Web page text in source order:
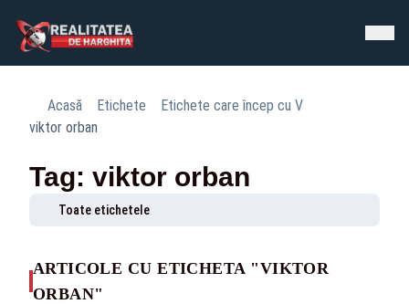
Acasă Etichete
Etichete care încep cu V
viktor orban
Tag: viktor orban
Toate etichetele
ARTICOLE CU ETICHETA "VIKTOR
ORBAN"